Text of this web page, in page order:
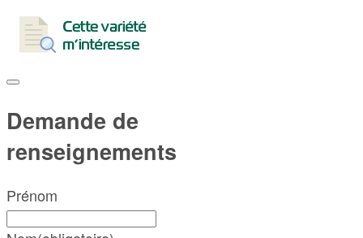
Demande de
renseignements
Prénom